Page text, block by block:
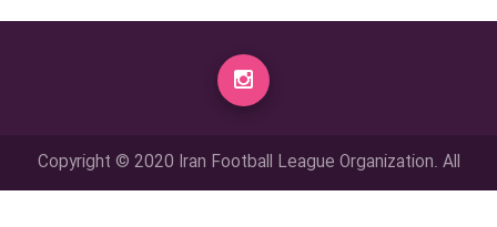
Copyright © 2020 Iran Football League Organization. All